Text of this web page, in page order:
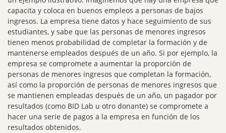
capacita y coloca en buenos empleos a personas de bajos
ingresos. La empresa tiene datos y hace seguimiento de sus
estudiantes, y sabe que las personas de menores ingresos
tienen menos probabilidad de completar la formación y de
mantenerse empleados después de un año. Si por ejemplo, la
empresa se compromete a aumentar la proporción de
personas de menores ingresos que completan la formación,
así como la proporción de personas de menores ingresos que
se mantienen empleadas después de un año, un pagador por
resultados (como BID Lab u otro donante) se compromete a
hacer una serie de pagos a la empresa en función de los
resultados obtenidos.